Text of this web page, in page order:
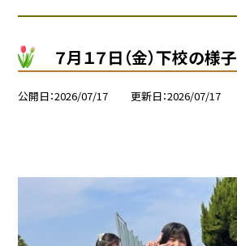
７月１７日（金）下校の様子
公開日 2026/07/17 更新日 2026/07/17